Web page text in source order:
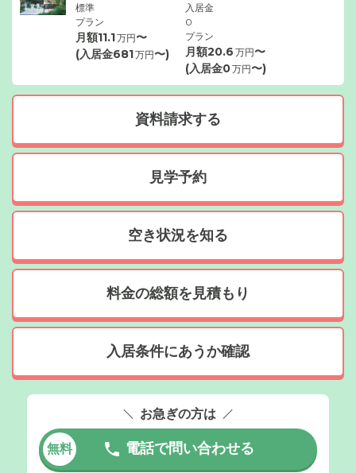
標準
プラン
月額11.1万円〜
(入居金681万円〜)
入居金
0
プラン
月額20.6 万円〜
(入居金0万円〜)
資料請求する
見学予約
空き状況を知る
料金の総額を見積もり
入居条件にあうか確認
お急ぎの方は
無料 電話で問い合わせる